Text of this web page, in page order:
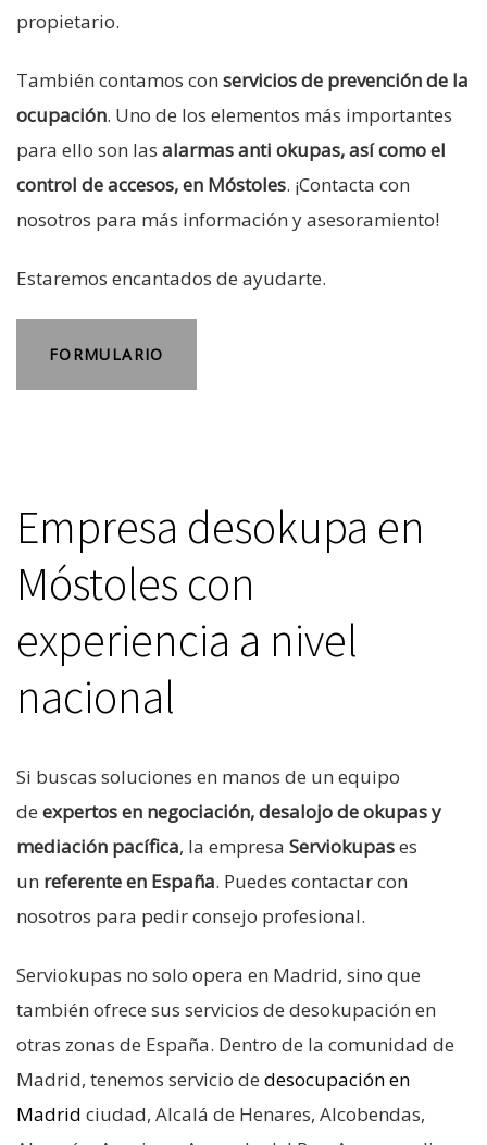
propietario.
También contamos con servicios de prevención de la
ocupación. Uno de los elementos más importantes
para ello son las alarmas anti okupas, así como el
control de accesos, en Móstoles. ¡Contacta con
nosotros para más información y asesoramiento!
Estaremos encantados de ayudarte.
FORMULARIO
Empresa desokupa en
Móstoles con
experiencia a nivel
nacional
Si buscas soluciones en manos de un equipo
de expertos en negociación, desalojo de okupas y
mediación pacífica, la empresa Serviokupases
un referente en España. Puedes contactar con
nosotros para pedir consejo profesional.
Serviokupas no solo opera en Madrid, sino que
también ofrece sus servicios de desokupación en
otras zonas de España. Dentro de la comunidad de
Madrid, tenemos servicio de desocupación en
Madrid ciudad, Alcalá de Henares, Alcobendas,